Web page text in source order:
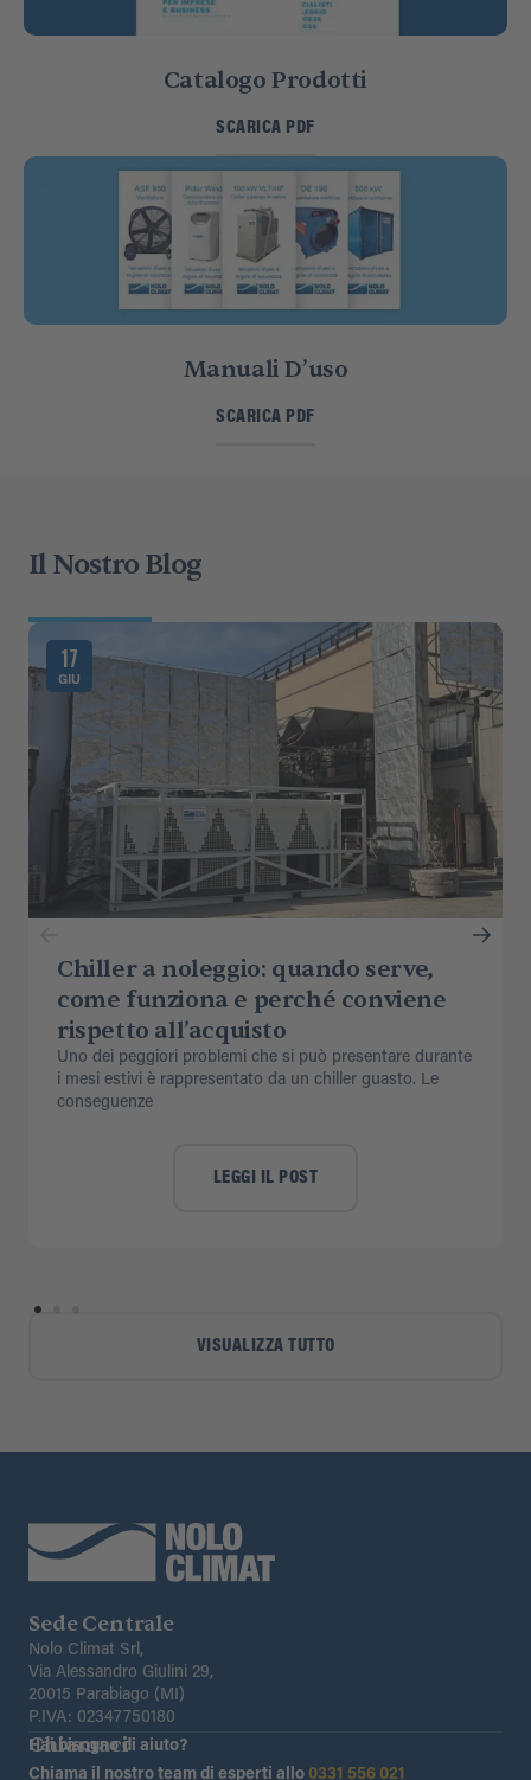
Catalogo Prodotti
SCARICA PDF
Manuali D’uso
SCARICA PDF
Il Nostro Blog
17
GIU
Chiller a noleggio: quando serve,
come funziona e perché conviene
rispetto all’acquisto
Uno dei peggiori problemi che si può presentare durante
i mesi estivi è rappresentato da un chiller guasto. Le
conseguenze
LEGGI IL POST
VISUALIZZA TUTTO
Sede Centrale
Nolo Climat Srl,
Via Alessandro Giulini 29,
20015 Parabiago (MI)
P.IVA: 02347750180
Chiamaci
Hai bisogno di aiuto?
Chiama il nostro team di esperti allo 0331 556 021